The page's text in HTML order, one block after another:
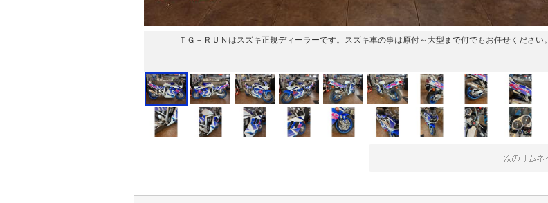
ＴＧ－ＲＵＮはスズキ正規ディーラーです。スズキ車の事は原付～大型まで何でもお任せください。